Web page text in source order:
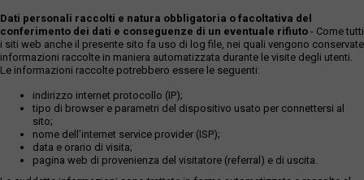
Dati personali raccolti e natura obbligatoria o facoltativa del
conferimento dei dati e conseguenze di un eventuale rifiuto - Come tutti
i siti web anche il presente sito fa uso di log file, nei quali vengono conservate
informazioni raccolte in maniera automatizzata durante le visite degli utenti.
Le informazioni raccolte potrebbero essere le seguenti:
indirizzo internet protocollo (IP);
tipo di browser e parametri del dispositivo usato per connettersi al
sito;
nome dell'internet service provider (ISP);
data e orario di visita;
pagina web di provenienza del visitatore (referral) e di uscita.